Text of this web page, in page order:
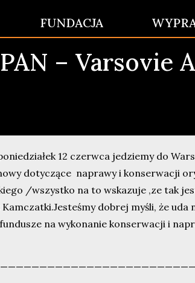
FUNDACJA
– Varsovie
12 czerwca jedziemy do
dotyczące naprawy i konserwacji
/wszystko na to wskazuje ,ze tak
dobrej myśli, że uda
na wykonanie konserwacji i